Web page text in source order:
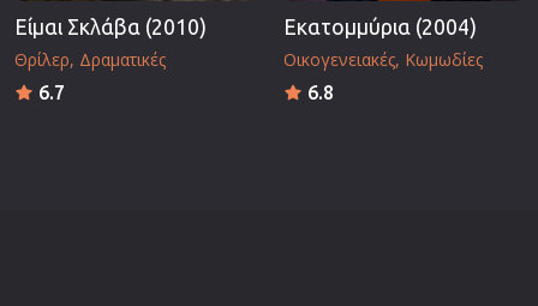
Είμαι Σκλάβα (2010)
Θρίλερ Δραματικές
6.7
Εκατομμύρια (2004)
Οικογενειακές Κωμωδίες
6.8